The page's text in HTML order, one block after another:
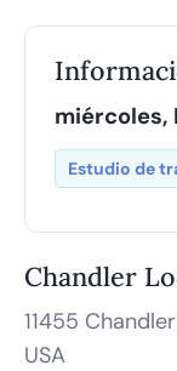
miércoles,
Estudio de
Chandler
11455
USA